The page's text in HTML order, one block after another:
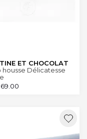
ET CHOCOLAT
housse Délicatesse
69.00